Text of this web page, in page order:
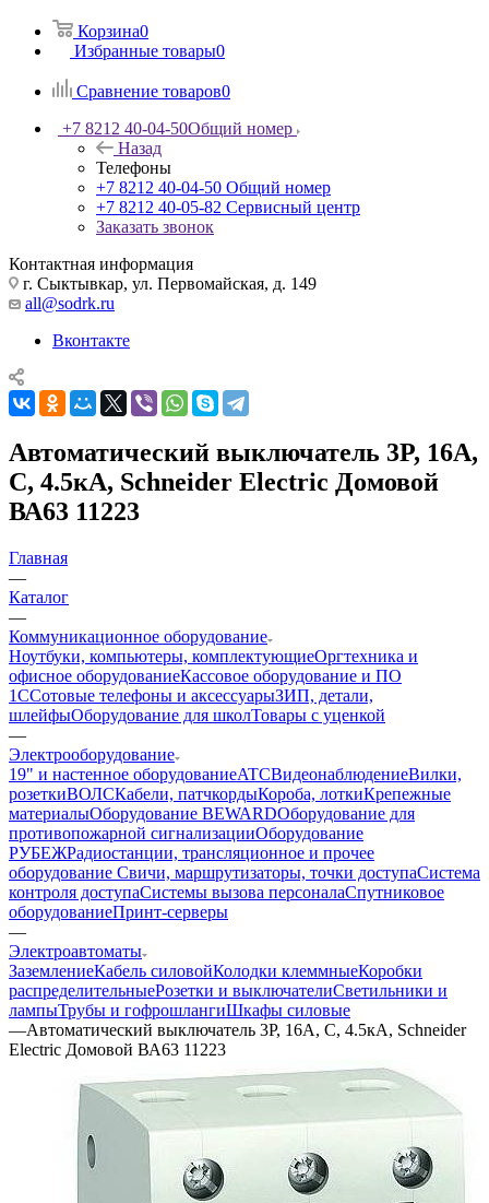
Корзина0
Избранные товары0
Сравнение товаров0
+7 8212 40-04-50Общий номер
Назад
Телефоны
+7 8212 40-04-50 Общий номер
+7 8212 40-05-82 Сервисный центр
Заказать звонок
Контактная информация
г. Сыктывкар, ул. Первомайская, д. 149
all@sodrk.ru
Вконтакте
Автоматический выключатель 3P, 16A,
C, 4.5кА, Schneider Electric Домовой
ВА63 11223
Главная
—
Каталог
—
Коммуникационное оборудование
Ноутбуки, компьютеры, комплектующиеОргтехника и
офисное оборудованиеКассовое оборудование и ПО
1ССотовые телефоны и аксессуарыЗИП, детали,
шлейфыОборудование для школТовары с уценкой
—
Электрооборудование
19" и настенное оборудованиеATCВидеонаблюдениеВилки,
розеткиВОЛСКабели, патчкордыКороба, лоткиКрепежные
материалыОборудование BEWARDОборудование для
противопожарной сигнализацииОборудование
РУБЕЖРадиостанции, трансляционное и прочее
оборудование Свичи, маршрутизаторы, точки доступаСистема
контроля доступаСистемы вызова персоналаСпутниковое
оборудованиеПринт-серверы
—
Электроавтоматы
ЗаземлениеКабель силовойКолодки клеммныеКоробки
распределительныеРозетки и выключателиСветильники и
лампыТрубы и гофрошлангиШкафы силовые
—Автоматический выключатель 3P, 16A, C, 4.5кА, Schneider
Electric Домовой ВА63 11223